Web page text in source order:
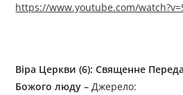
https://www.youtube.com/
Віра Церкви (6):Священне
Божого люду –Джерелo: